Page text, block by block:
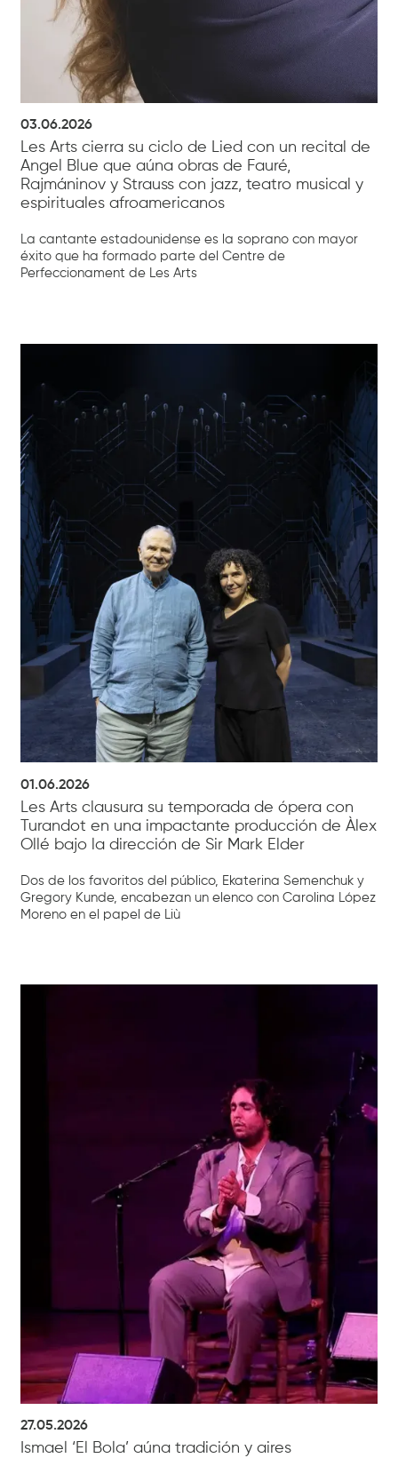
03.06.2026
Les Arts cierra su ciclo de Lied con un recital de
Angel Blue que aúna obras de Fauré,
Rajmáninov y Strauss con jazz, teatro musical y
espirituales afroamericanos
La cantante estadounidense es la soprano con mayor
éxito que ha formado parte del Centre de
Perfeccionament de Les Arts
01.06.2026
Les Arts clausura su temporada de ópera con
Turandot en una impactante producción de Àlex
Ollé bajo la dirección de Sir Mark Elder
Dos de los favoritos del público, Ekaterina Semenchuk y
Gregory Kunde, encabezan un elenco con Carolina López
Moreno en el papel de Liù
27.05.2026
Ismael ‘El Bola’ aúna tradición y aires